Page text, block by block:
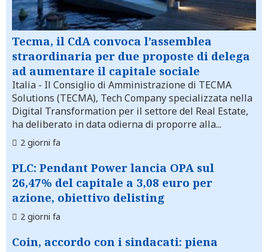
Tecma, il CdA convoca l’assemblea
straordinaria per due proposte di delega
ad aumentare il capitale sociale
Italia - Il Consiglio di Amministrazione di TECMA
Solutions (TECMA), Tech Company specializzata nella
Digital Transformation per il settore del Real Estate,
ha deliberato in data odierna di proporre alla...
2 giorni fa
PLC: Pendant Power lancia OPA sul
26,47% del capitale a 3,08 euro per
azione, obiettivo delisting
2 giorni fa
Coin, accordo con i sindacati: piena